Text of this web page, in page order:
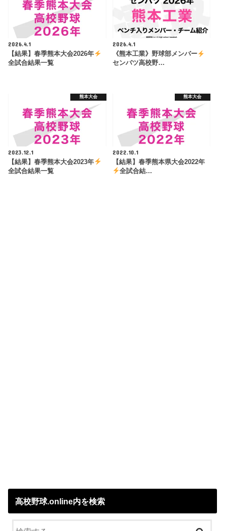
2026.4.1
【結果】春季熊本大会2026年
全試合結果一覧
2026.4.1
《熊本工業》野球部メンバー
センバツ高校野…
熊本大会
2023.12.1
【結果】春季熊本大会2023年
全試合結果一覧
熊本大会
2022.10.1
【結果】春季熊本県大会2022年
全試合結…
高校野球.online内を検索